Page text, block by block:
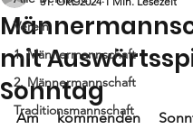
Verein
1. Männermannschaft
2. Männermannschaft
Traditionsmannschaft
mit
Sonntag
Am kommenden